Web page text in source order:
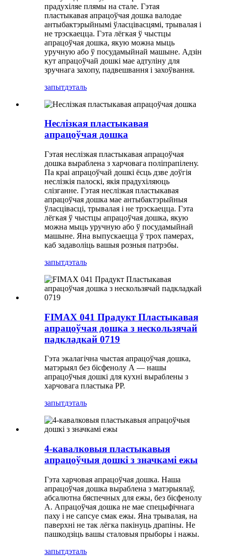
прадухіляе плямы на стале. Гэтая
пластыкавая апрацоўчая дошка валодае
антыбактэрыйнымі ўласцівасцямі, трывалая і
не трэскаецца. Гэта лёгкая ў чыстцы
апрацоўчая дошка, якую можна мыць
уручную або ў посудамыйнай машыне. Адзін
кут апрацоўчай дошкі мае адтуліну для
зручнага захопу, падвешвання і захоўвання.
запытдэталь
Неслізкая пластыкавая
апрацоўчая дошка
Гэтая неслізкая пластыкавая апрацоўчая
дошка выраблена з харчовага поліпрапілену.
Па краі апрацоўчай дошкі ёсць дзве доўгія
неслізкія палоскі, якія прадухіляюць
слізганне. Гэтая неслізкая пластыкавая
апрацоўчая дошка мае антыбактэрыйныя
ўласцівасці, трывалая і не трэскаецца. Гэта
лёгкая ў чыстцы апрацоўчая дошка, якую
можна мыць уручную або ў посудамыйнай
машыне. Яна выпускаецца ў трох памерах,
каб задаволіць вашыя розныя патрэбы.
запытдэталь
FIMAX 041 Прадукт Пластыкавая
апрацоўчая дошка з нескользячай
падкладкай 0719
Гэта экалагічна чыстая апрацоўчая дошка,
матэрыял без бісфенолу А — нашы
апрацоўчыя дошкі для кухні выраблены з
харчовага пластыка PP.
запытдэталь
4-кавалковыя пластыкавыя
апрацоўчыя дошкі з значкамі ежы
Гэта харчовая апрацоўчая дошка. Наша
апрацоўчая дошка выраблена з матэрыялаў,
абсалютна бяспечных для ежы, без бісфенолу
А. Апрацоўчая дошка не мае спецыфічнага
паху і не сапсуе смак ежы. Яна трывалая, на
паверхні не так лёгка пакінуць драпіны. Не
пашкодзіць вашы сталовыя прыборы і нажы.
запытдэталь